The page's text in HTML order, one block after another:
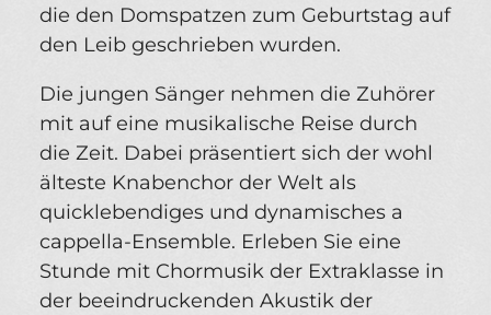
die den Domspatzen zum Geburtstag auf
den Leib geschrieben wurden.
Die jungen Sänger nehmen die Zuhörer
mit auf eine musikalische Reise durch
die Zeit. Dabei präsentiert sich der wohl
älteste Knabenchor der Welt als
quicklebendiges und dynamisches a
cappella-Ensemble. Erleben Sie eine
Stunde mit Chormusik der Extraklasse in
der beeindruckenden Akustik der